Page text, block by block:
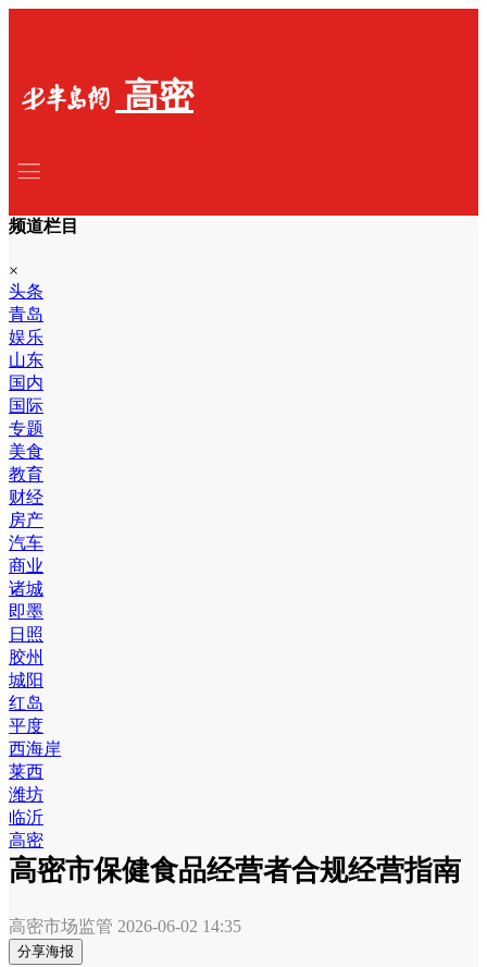
高密
频道栏目
×
头条
青岛
娱乐
山东
国内
国际
专题
美食
教育
财经
房产
汽车
商业
诸城
即墨
日照
胶州
城阳
红岛
平度
西海岸
莱西
潍坊
临沂
高密
高密市保健食品经营者合规经营指南
高密市场监管 2026-06-02 14:35
分享海报